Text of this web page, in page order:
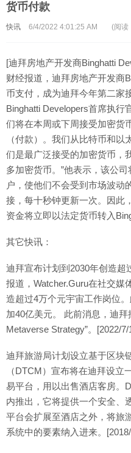
货币付款
快讯 6/4/2022 4:01:25 AM (阅读
[迪拜房地产开发商Binghatti
财经报道，迪拜房地产开发商
币支付，成为迪拜今年第二家
Binghatti Developers首席执行
们将在本周或下周接受加密货
（付款）。我们从比特币和
们是最广泛接受的加密货币，
多加密货币。”他表示，该公
户，使他们不会受到市场波动
接，每十秒钟更新一次。因此
资金将立即以法定货币转入
其它快讯：
迪拜宣布计划到2030年创造超
报道，Watcher.Guru在社交媒
造超过4万个元宇宙工作岗位
加40亿美元。 此前消息，迪
Metaverse Strategy”。[2022/7/
迪拜旅游局计划设立基于区块
（DTCM）宣布将在迪拜设立
易平台，用以出售酒店客房。
内推出，它将提供一个安全、
平台会扩展至酒店之外，将旅
系统中的要素纳入进来。